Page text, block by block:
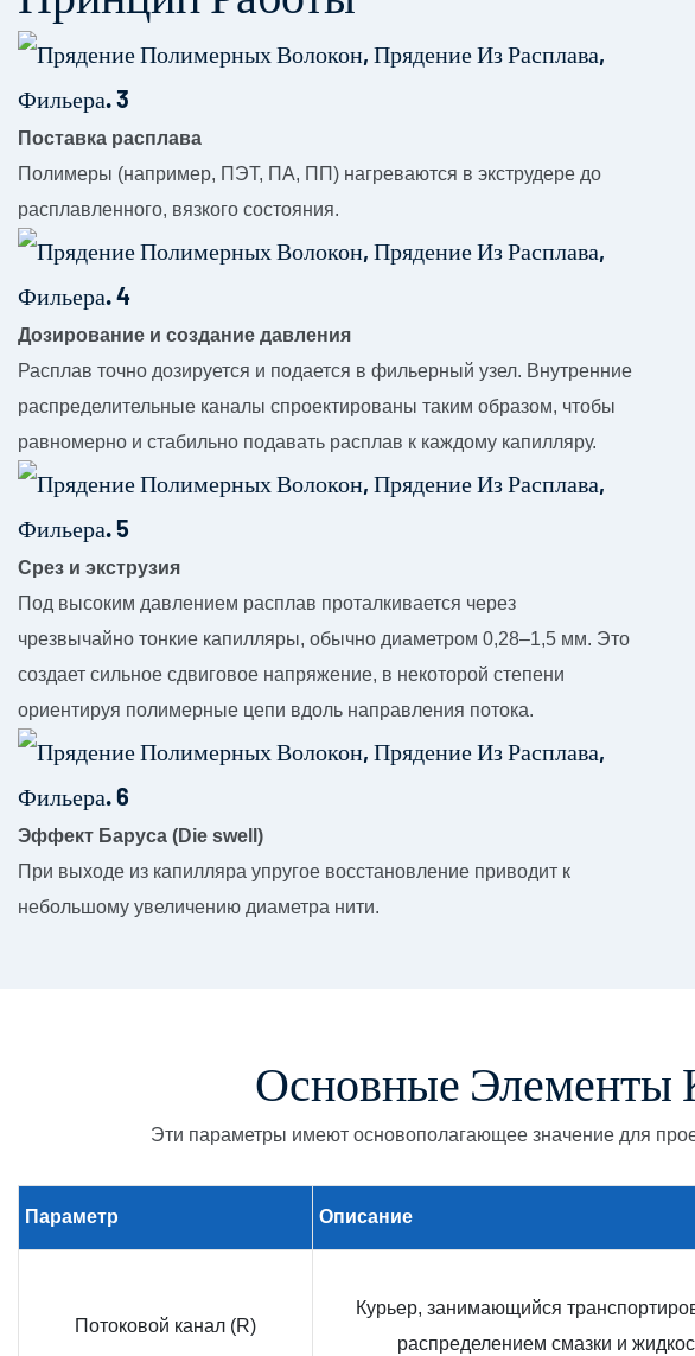
Поставка расплава
Полимеры (например, ПЭТ, ПА, ПП) нагреваются в экструдере до
расплавленного, вязкого состояния.
Дозирование и создание давления
Расплав точно дозируется и подается в фильерный узел. Внутренние
распределительные каналы спроектированы таким образом, чтобы
равномерно и стабильно подавать расплав к каждому капилляру.
Срез и экструзия
Под высоким давлением расплав проталкивается через
чрезвычайно тонкие капилляры, обычно диаметром 0,28–1,5 мм. Это
создает сильное сдвиговое напряжение, в некоторой степени
ориентируя полимерные цепи вдоль направления потока.
Эффект Баруса (Die swell)
При выходе из капилляра упругое восстановление приводит к
небольшому увеличению диаметра нити.
Основные Элементы
Эти параметры имеют основополагающее значение для
Параметр Описание
Потоковой канал (R)
Курьер, занимающийся
распределением смазки и